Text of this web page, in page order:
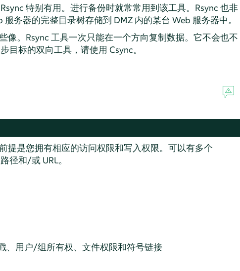
特别有用。进行备份时就常常用到该工具。Rsync 也非
务器的完整目录树存储到 DMZ 内的某台 Web 服务器中。
像。Rsync 工具一次只能在一个方向复制数据。它不会也不
标的双向工具，请使用 Csync。
提是您拥有相应的访问权限和写入权限。可以有多个
径和/或 URL。
、用户/组所有权、文件权限和符号链接